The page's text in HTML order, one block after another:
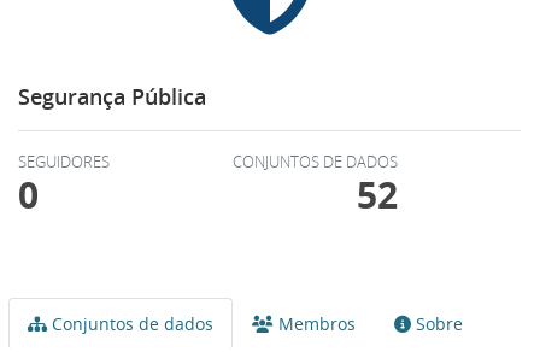
Segurança Pública
SEGUIDORES
0
CONJUNTOS DE DADOS
52
Conjuntos de dados Membros Sobre